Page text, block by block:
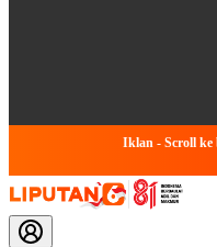
Iklan - Scroll